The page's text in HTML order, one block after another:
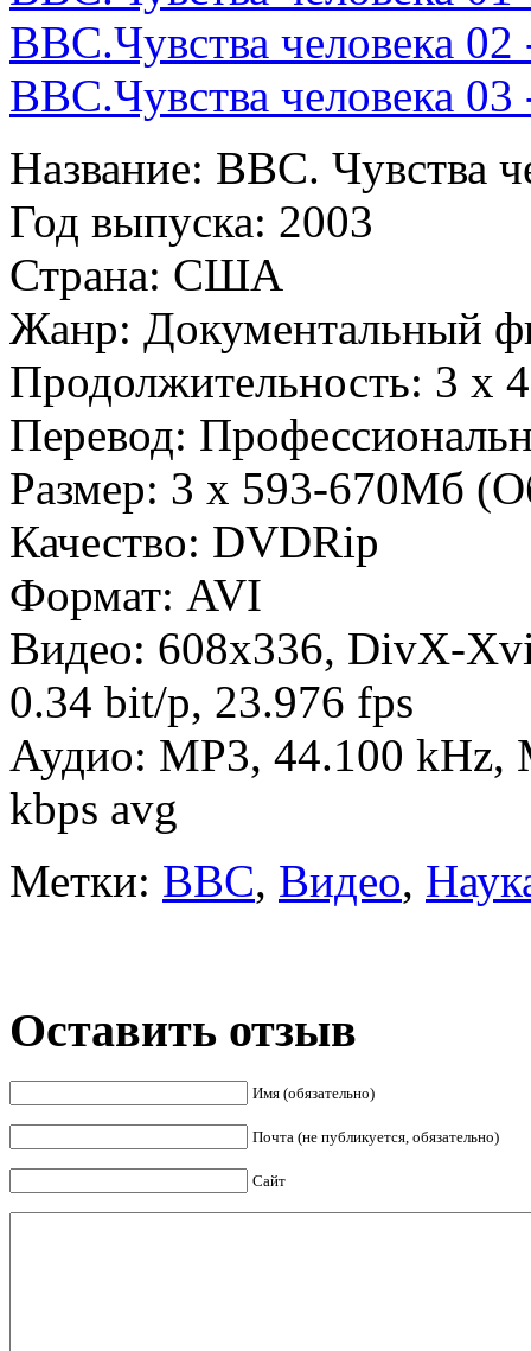
BBC.Чувства человека
BBC.Чувства человека
Название: BBC. Чувства
Год выпуска: 2003
Страна: США
Жанр: Документальный
Продолжительность: 3 х
Перевод:
Размер: 3 х 593-670Мб
Качество: DVDRip
Формат: AVI
Видео: 608x336, DivX-
0.34 bit/p, 23.976 fps
Аудио: MP3, 44.100 kHz,
kbps avg
Метки: BBC, Видео,
Оставить отзыв
Имя (обязательно)
Почта (не публикуется, обязательно)
Сайт